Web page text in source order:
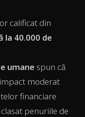
calificat din
la 40.000 de
umane spun că
moderat
financiare
penuriile de